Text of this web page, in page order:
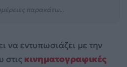
παρακάτω...
να εντυπωσιάζει με την
στις κινηματογραφικές